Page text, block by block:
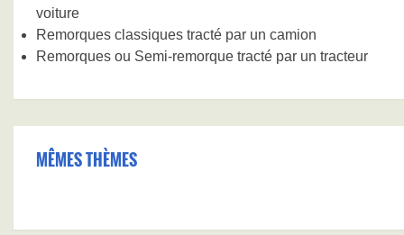
voiture
Remorques classiques tracté par un camion
Remorques ou Semi-remorque tracté par un tracteur
MÊMES THÈMES